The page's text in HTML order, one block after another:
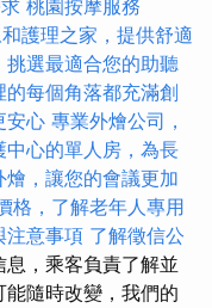
桃園按摩服務
護理之家，提供舒適
挑選最適合您的助聽
每個角落都充滿創
安心 專業外燴公司，
中心的單人房，為長
燴，讓您的會議更加
格，了解老年人專用
注意事項 了解徵信公
，乘客負責了解並
隨時改變，我們的